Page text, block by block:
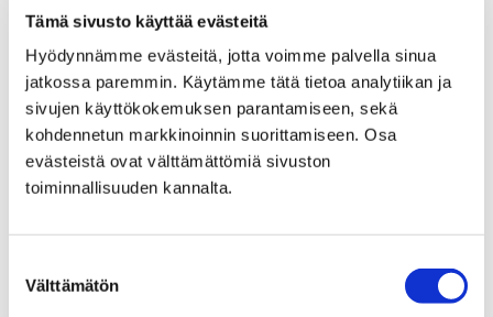
Tämä sivusto käyttää evästeitä
Hyödynnämme evästeitä, jotta voimme palvella sinua
jatkossa paremmin. Käytämme tätä tietoa analytiikan ja
sivujen käyttökokemuksen parantamiseen, sekä
kohdennetun markkinoinnin suorittamiseen. Osa
evästeistä ovat välttämättömiä sivuston
toiminnallisuuden kannalta.
valinta
Välttämätön
Museon lausunnot
Pomarkku
Etusivu
Museo verkossa